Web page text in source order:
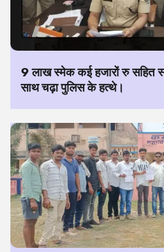
9 लाख स्मेक कई हजारों रु सहित
साथ चढ़ा पुलिस के हत्थे।